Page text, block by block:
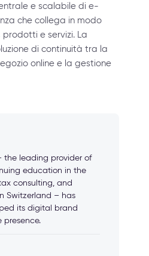
e scalabile di e-
che collega in modo
e servizi. La
di continuità tra la
online e la gestione
– the leading provider of
education in the
consulting, and
Switzerland – has
its digital brand
presence.